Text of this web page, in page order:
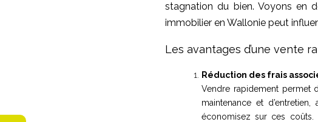
stagnation du bien. Voyons en
immobilier en Wallonie peut
Les avantages d’une vente
Réduction des frais
Vendre rapidement permet
maintenance et
économisez sur ces coûts.